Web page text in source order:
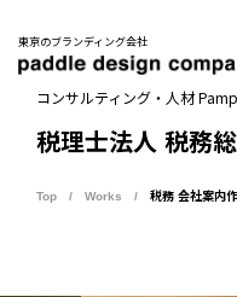
東京のブランディング会社
コンサルティング・人材
税理士法人 税務
Top Works 税務 会社案内